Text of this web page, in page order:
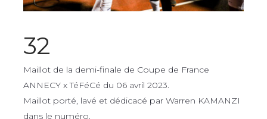
32
Maillot de la demi-finale de Coupe de France
ANNECY x TéFéCé du 06 avril 2023.
Maillot porté, lavé et dédicacé par Warren KAMANZI
dans le numéro.